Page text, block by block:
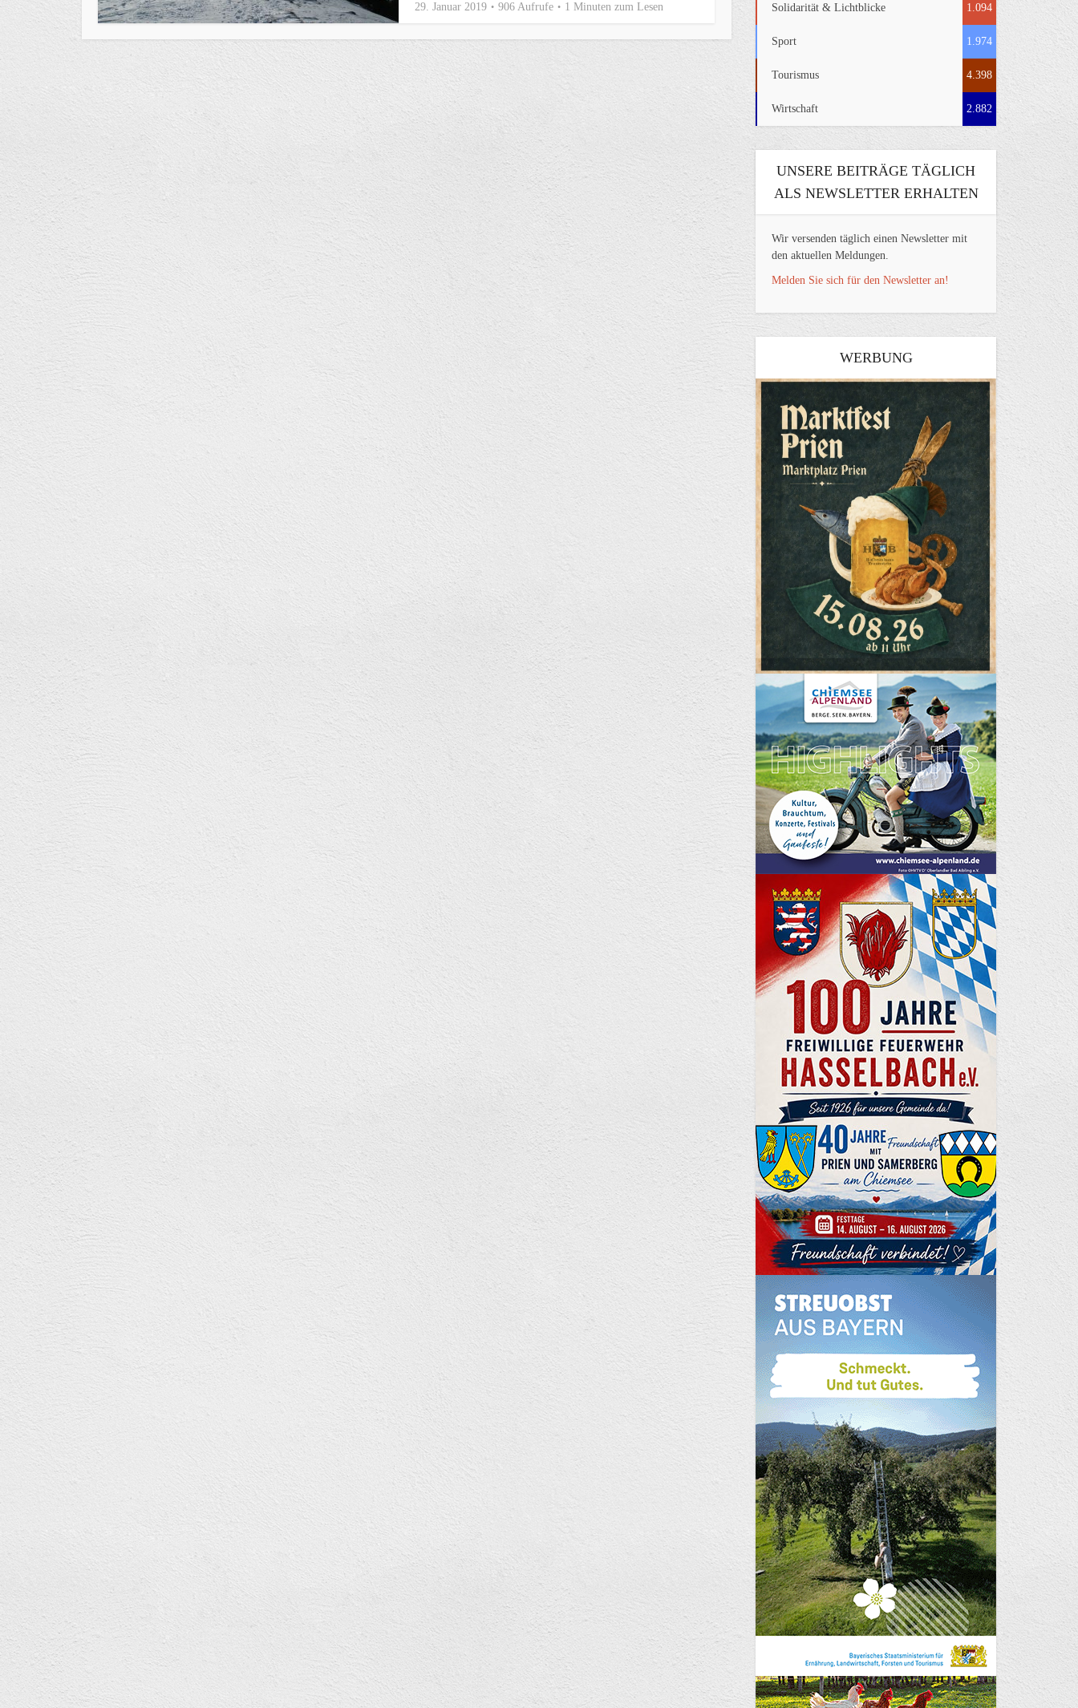
29. Januar 2019 906 Aufrufe 1 Minuten zum Lesen Solidarität & Lichtblicke 1.094
Sport 1.974
Tourismus 4.398
Wirtschaft 2.882
UNSERE BEITRÄGE TÄGLICH
ALS NEWSLETTER ERHALTEN
Wir versenden täglich einen Newsletter mit
den aktuellen Meldungen.
Melden Sie sich für den Newsletter an!
WERBUNG